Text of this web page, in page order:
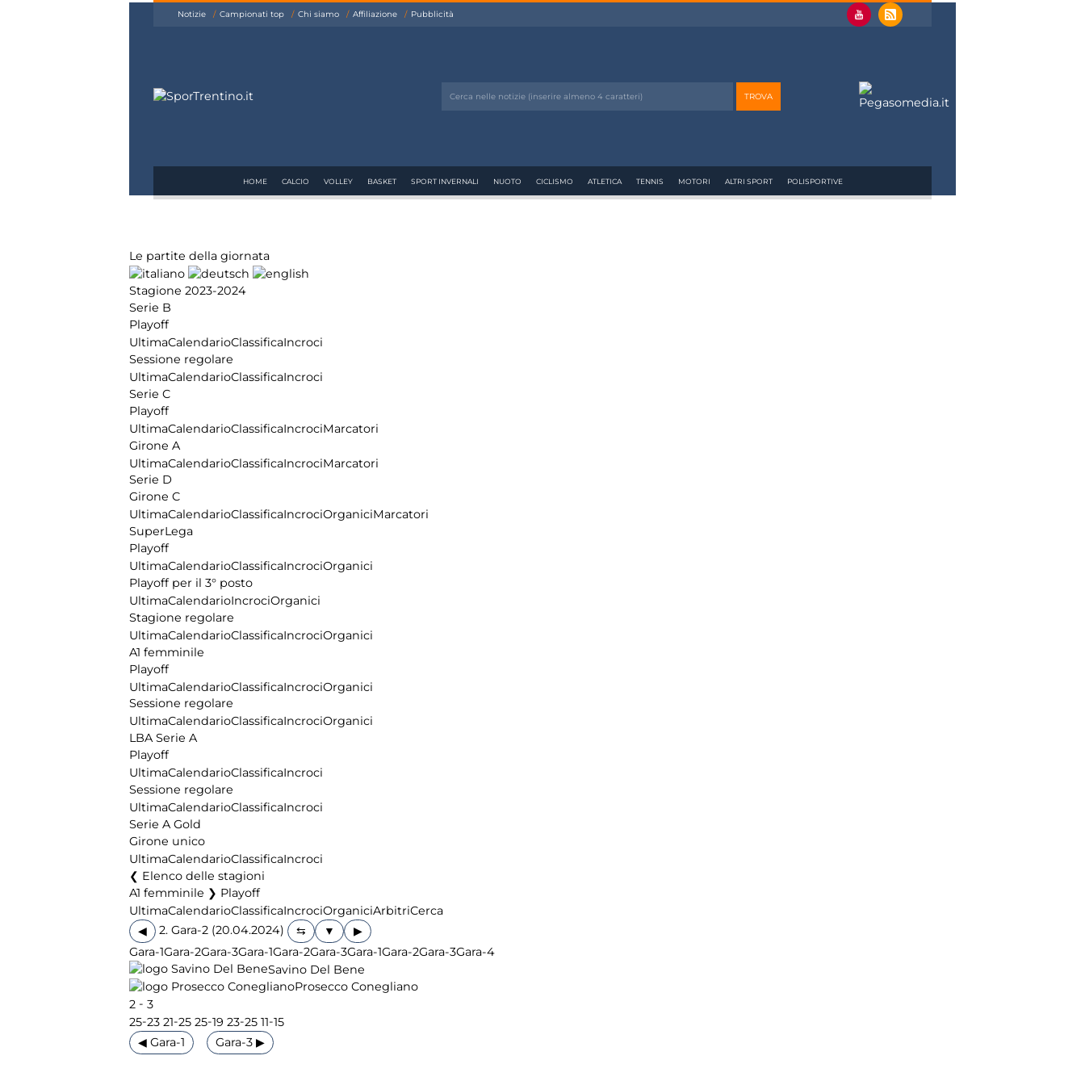
Notizie Campionati top Chi siamo Affiliazione Pubblicità
HOME CALCIO VOLLEY BASKET SPORT INVERNALI NUOTO CICLISMO ATLETICA TENNIS MOTORI ALTRI SPORT POLISPORTIVE
Le partite della giornata
Stagione 2023-2024
Serie B
Playoff
UltimaCalendarioClassificaIncroci
Sessione regolare
UltimaCalendarioClassificaIncroci
Serie C
Playoff
UltimaCalendarioClassificaIncrociMarcatori
Girone A
UltimaCalendarioClassificaIncrociMarcatori
Serie D
Girone C
UltimaCalendarioClassificaIncrociOrganiciMarcatori
SuperLega
Playoff
UltimaCalendarioClassificaIncrociOrganici
Playoff per il 3° posto
UltimaCalendarioIncrociOrganici
Stagione regolare
UltimaCalendarioClassificaIncrociOrganici
A1 femminile
Playoff
UltimaCalendarioClassificaIncrociOrganici
Sessione regolare
UltimaCalendarioClassificaIncrociOrganici
LBA Serie A
Playoff
UltimaCalendarioClassificaIncroci
Sessione regolare
UltimaCalendarioClassificaIncroci
Serie A Gold
Girone unico
UltimaCalendarioClassificaIncroci
Elenco delle stagioni
A1 femminile ❯ Playoff
UltimaCalendarioClassificaIncrociOrganiciArbitriCerca
◀
2. Gara-2 (20.04.2024)
▶
Gara-1Gara-2Gara-3Gara-1Gara-2Gara-3Gara-1Gara-2Gara-3Gara-4
Savino Del Bene
Prosecco Conegliano
2 - 3
25-23 21-25 25-19 23-25 11-15
◀ Gara-1
Gara-3 ▶